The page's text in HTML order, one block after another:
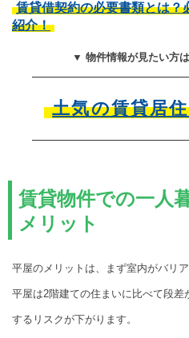
賃貸借契約の必要書類とは？
紹介！
▼ 物件情報が見たい方
土気の賃貸居
賃貸物件での一人
メリット
平屋のメリットは、まず室内がバリ
平屋は2階建ての住まいに比べて段差
するリスクが下がります。